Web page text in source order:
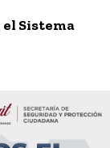
Sistema